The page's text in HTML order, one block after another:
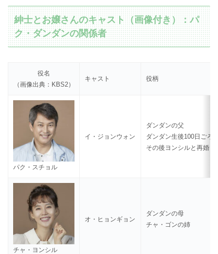
紳士とお嬢さんのキャスト（画像付き）：パ
ク・ダンダンの関係者
役名
（画像出典：KBS2）
キャスト 役柄
パク・スチョル
イ・ジョンウォン
ダンダンの父
ダンダン生後100日ごろ
その後ヨンシルと再婚
チャ・ヨンシル
オ・ヒョンギョン
ダンダンの母
チャ・ゴンの姉